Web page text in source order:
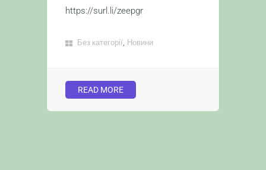
https://surl.li/zeepgr
Без категорії Новини
READ MORE